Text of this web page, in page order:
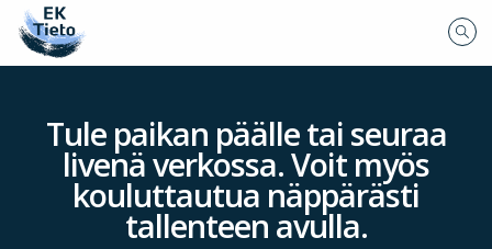
Tule paikan päälle tai seuraa
livenä verkossa. Voit myös
kouluttautua näppärästi
tallenteen avulla.